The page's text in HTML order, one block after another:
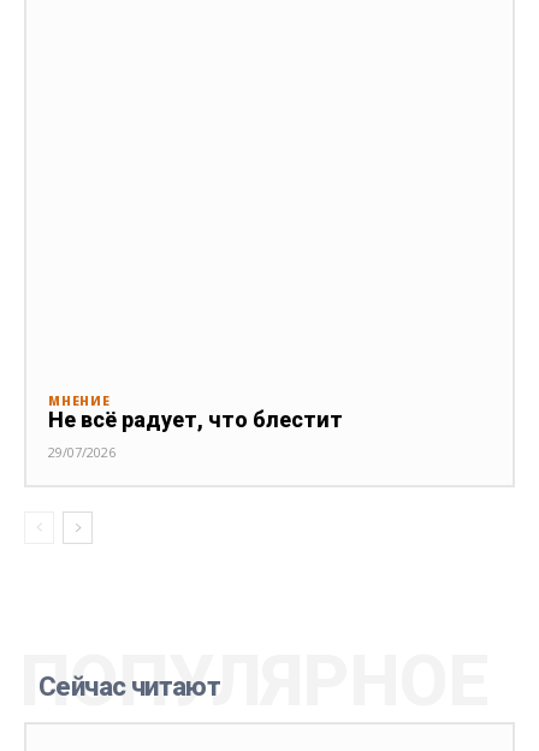
МНЕНИЕ
Не всё радует, что блестит
29/07/2026
Сейчас читают
ПОПУЛЯРНОЕ